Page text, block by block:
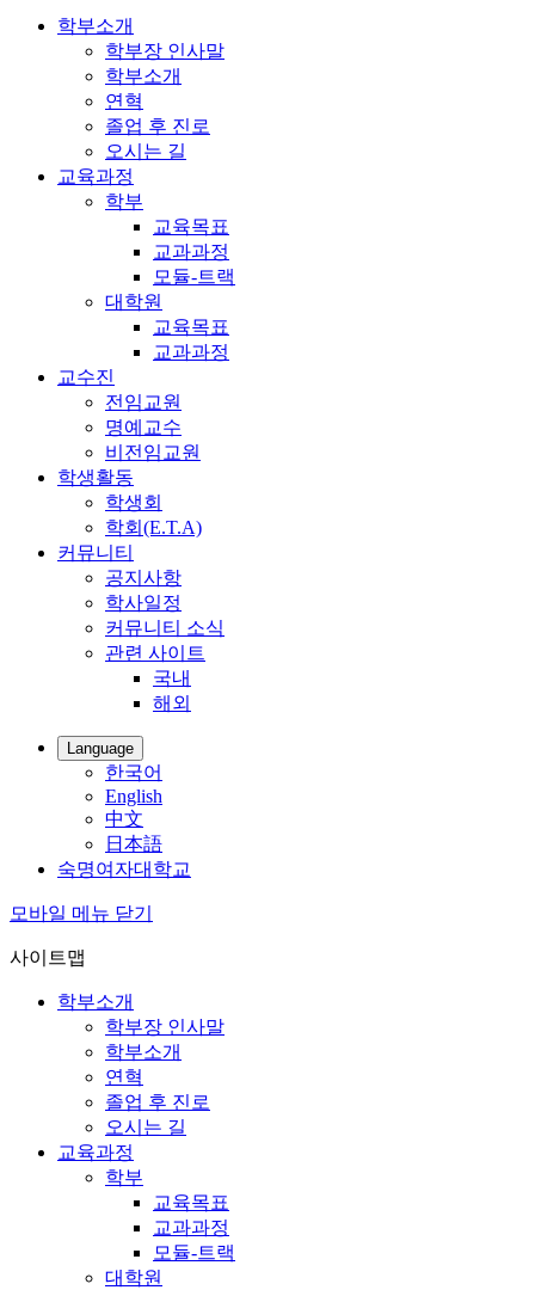
학부소개
학부장 인사말
학부소개
연혁
졸업 후 진로
오시는 길
교육과정
학부
교육목표
교과과정
모듈-트랙
대학원
교육목표
교과과정
교수진
전임교원
명예교수
비전임교원
학생활동
학생회
학회(E.T.A)
커뮤니티
공지사항
학사일정
커뮤니티 소식
관련 사이트
국내
해외
Language
한국어
English
中文
日本語
숙명여자대학교
모바일 메뉴 닫기
사이트맵
학부소개
학부장 인사말
학부소개
연혁
졸업 후 진로
오시는 길
교육과정
학부
교육목표
교과과정
모듈-트랙
대학원